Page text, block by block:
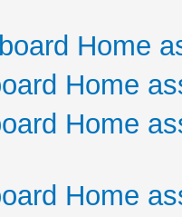
Home
Home
Home
Home